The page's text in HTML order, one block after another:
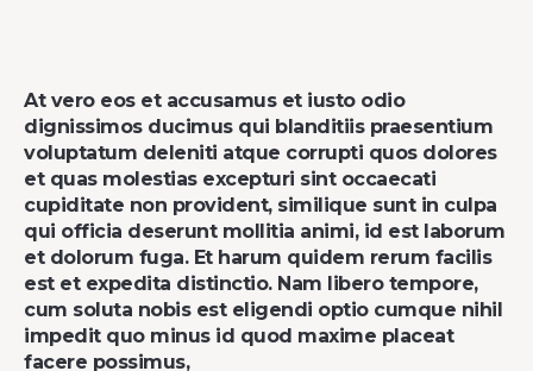
At vero eos et accusamus et iusto odio
dignissimos ducimus qui blanditiis praesentium
voluptatum deleniti atque corrupti quos dolores
et quas molestias excepturi sint occaecati
cupiditate non provident, similique sunt in culpa
qui officia deserunt mollitia animi, id est laborum
et dolorum fuga. Et harum quidem rerum facilis
est et expedita distinctio. Nam libero tempore,
cum soluta nobis est eligendi optio cumque nihil
impedit quo minus id quod maxime placeat
facere possimus,